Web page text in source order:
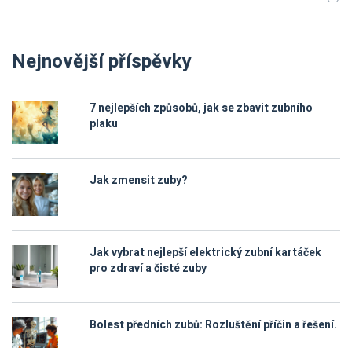
Nejnovější příspěvky
7 nejlepších způsobů, jak se zbavit zubního
plaku
Jak zmensit zuby?
Jak vybrat nejlepší elektrický zubní kartáček
pro zdraví a čisté zuby
Bolest předních zubů: Rozluštění příčin a řešení.